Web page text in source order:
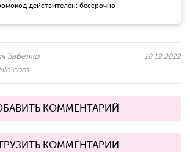
действителен: бессрочно
Забелло
18.12.2022
КОММЕНТАРИЙ
КОММЕНТАРИИ